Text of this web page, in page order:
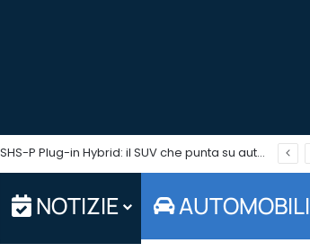
Omoda 7 SHS-P Plug-in Hybrid: il SUV che punta su autonomia ed efficienza è in promo per tutto agosto
NOTIZIE AUTOMOBILI